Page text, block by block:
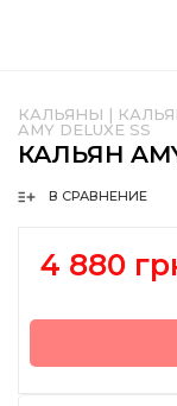
КАЛЬЯНЫ |
AMY DELUXE SS
КАЛЬЯН
В СРАВНЕНИЕ
4 880